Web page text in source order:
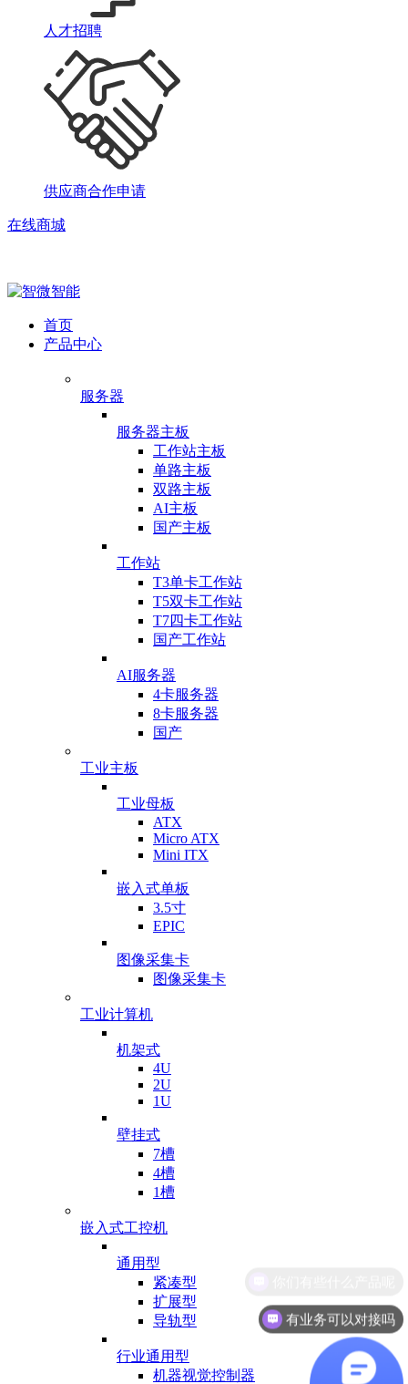
人才招聘
供应商合作申请
在线商城
首页
产品中心
服务器
服务器主板
工作站主板
单路主板
双路主板
AI主板
国产主板
工作站
T3单卡工作站
T5双卡工作站
T7四卡工作站
国产工作站
AI服务器
4卡服务器
8卡服务器
国产
工业主板
工业母板
ATX
Micro ATX
Mini ITX
嵌入式单板
3.5寸
EPIC
图像采集卡
图像采集卡
工业计算机
机架式
4U
2U
1U
壁挂式
7槽
4槽
1槽
嵌入式工控机
通用型
紧凑型
扩展型
导轨型
行业通用型
机器视觉控制器
有业务可以对接吗